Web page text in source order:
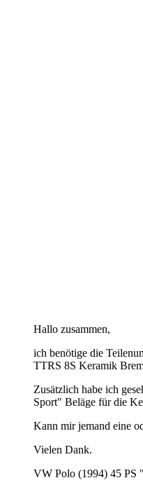
Hallo zusammen,
ich benötige die
TTRS 8S Keramik
Zusätzlich habe ich
Sport" Beläge für die
Kann mir jemand eine
Vielen Dank.
VW Polo (1994) 45 PS